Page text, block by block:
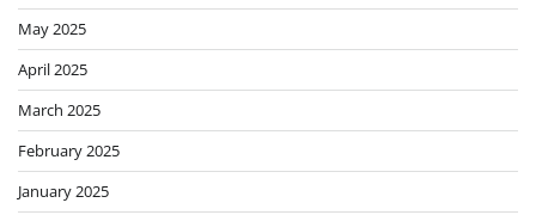
May 2025
April 2025
March 2025
February 2025
January 2025